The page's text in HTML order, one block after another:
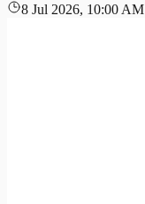
8 Jul 2026, 10:00 AM